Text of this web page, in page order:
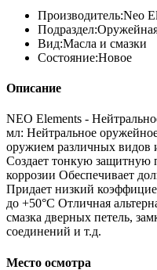
Производитель:Neo
Подраздел:
Вид:Масла и смазки
Состояние:Новое
Описание
NEO Elements -
мл: Нейтральное
оружием различных видов
Создает тонкую защитную
коррозии Обеспечивает
Придает низкий
до +50°С Отличная
смазка дверных петель,
соединений и т.д.
Место осмотра